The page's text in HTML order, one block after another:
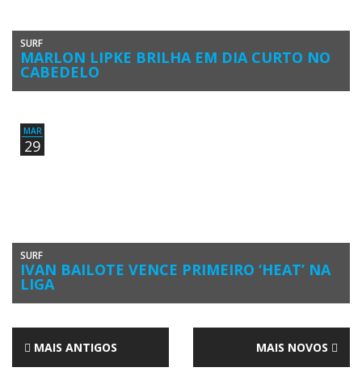
SURF
MARLON LIPKE BRILHA EM DIA CURTO NO
CABEDELO
O Allianz Figueira Pro regressou este sábado à água, num dia 2 que
MAR
29
SURF
IVAN BAILOTE VENCE PRIMEIRO ‘HEAT’ NA
LIGA
A Praia do Cabedelo engalanou-se para receber, esta sexta-feira, o
MAIS ANTIGOS MAIS NOVOS